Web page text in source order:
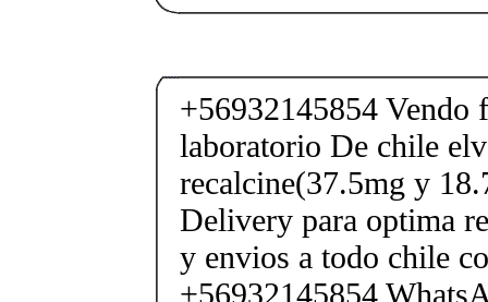
+56932145854 Vendo
laboratorio De chile
recalcine(37.5mg y
Delivery para optima
y envios a todo chile
+56932145854